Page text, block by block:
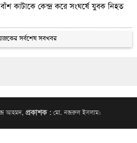
কাটাকে কেন্দ্র করে সংঘর্ষে যুবক নিহত
গ্রেপ্তার দুই সাইবার অপরাধী
সর্বশেষ সবখবর
আহমদ, প্রকাশক :মো. নজরুল ইসলাম।